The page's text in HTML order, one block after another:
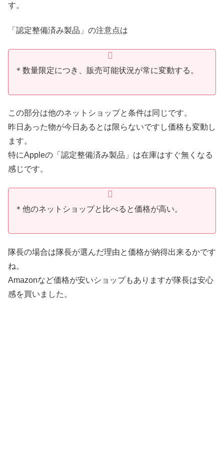
す。
「認定整備済み製品」の注意点は
＊数量限定につき、販売可能状況が常に変動する。
この部分は他のネットショップと条件は同じです。
昨日あった物が今日あるとは限らないですし価格も変動し
ます。
特にAppleの「認定整備済み製品」は在庫はすぐ無くなる
感じです。
＊他のネットショップと比べると価格が高い。
隊長の場合は隊長が選んだ理由と価格が納得出来るかです
ね。
Amazonなど価格が安いショップもありますが隊長は安心
感を買いました。